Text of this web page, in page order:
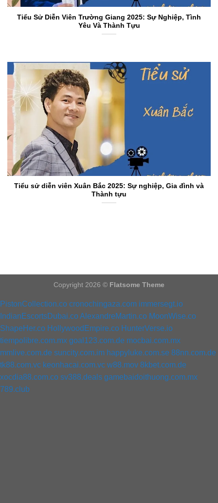
Tiểu Sử Diễn Viên Trường Giang 2025: Sự Nghiệp, Tình
Yêu Và Thành Tựu
Tiểu sử diễn viên Xuân Bắc 2025: Sự nghiệp, Gia đình và
Thành tựu
Copyright 2026 © Flatsome Theme
PistonCollection.co cronochingaza.com immersegt.io
IndianEscortsDubai.co AlexandreMartin.co MoonWise.co
ShapeHer.co HollywoodEmpire.co HunterVerse.io
tiempolibre.com.mx goal123.com.de mocbai.com.mx
mmlive.com.de suncity.com.im happyluke.com.se 88nn.com.de
tk88.com.vc keonhacai.com.vc w88.mov 8kbet.com.de
xocdia88.com.co sv388.deals gamebaidoithuong.com.mx
789.club